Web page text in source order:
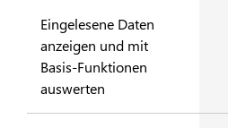
Eingelesene Daten
anzeigen und mit
Basis-Funktionen
auswerten